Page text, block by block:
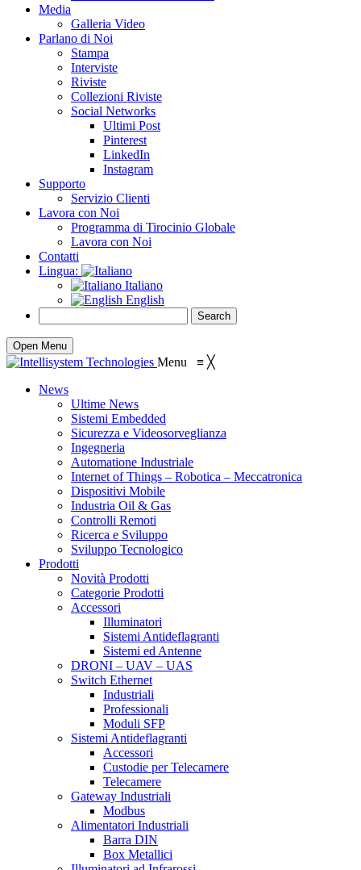
Media
Galleria Video
Parlano di Noi
Stampa
Interviste
Riviste
Collezioni Riviste
Social Networks
Ultimi Post
Pinterest
LinkedIn
Instagram
Supporto
Servizio Clienti
Lavora con Noi
Programma di Tirocinio Globale
Lavora con Noi
Contatti
Lingua:
Italiano
English
Open Menu
Menu ≡ ╳
News
Ultime News
Sistemi Embedded
Sicurezza e Videosorveglianza
Ingegneria
Automatione Industriale
Internet of Things – Robotica – Meccatronica
Dispositivi Mobile
Industria Oil & Gas
Controlli Remoti
Ricerca e Sviluppo
Sviluppo Tecnologico
Prodotti
Novità Prodotti
Categorie Prodotti
Accessori
Illuminatori
Sistemi Antideflagranti
Sistemi ed Antenne
DRONI – UAV – UAS
Switch Ethernet
Industriali
Professionali
Moduli SFP
Sistemi Antideflagranti
Accessori
Custodie per Telecamere
Telecamere
Gateway Industriali
Modbus
Alimentatori Industriali
Barra DIN
Box Metallici